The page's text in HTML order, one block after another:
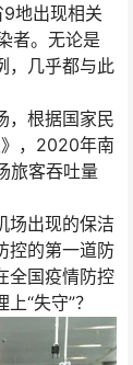
地出现相关
者。无论是
，几乎都与此
，根据国家民
，2020年南
旅客吞吐量
场出现的保洁
控的第一道防
全国疫情防控
“失守”？